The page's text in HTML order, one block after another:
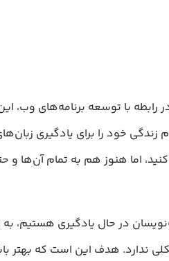
رابطه با توسعه برنامه‌های وب،
زندگی خود را برای یادگیری
اما هنوز هم به تمام آن‌ها و
در حال یادگیری
ندارد. هدف این است که بهتر